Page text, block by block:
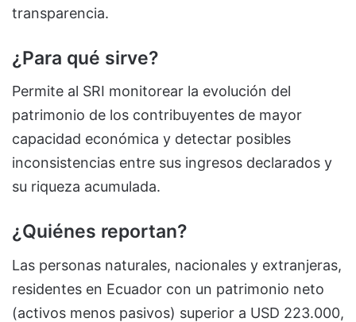
transparencia.
¿Para qué sirve?
Permite al SRI monitorear la evolución del
patrimonio de los contribuyentes de mayor
capacidad económica y detectar posibles
inconsistencias entre sus ingresos declarados y
su riqueza acumulada.
¿Quiénes reportan?
Las personas naturales, nacionales y extranjeras,
residentes en Ecuador con un patrimonio neto
(activos menos pasivos) superior a USD 223.000,